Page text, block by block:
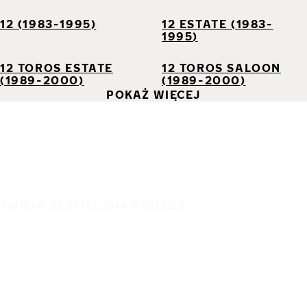
12 (1983-1995)
12 ESTATE (1983-
1995)
12 TOROS ESTATE
(1989-2000)
12 TOROS SALOON
(1989-2000)
POKAŻ WIĘCEJ